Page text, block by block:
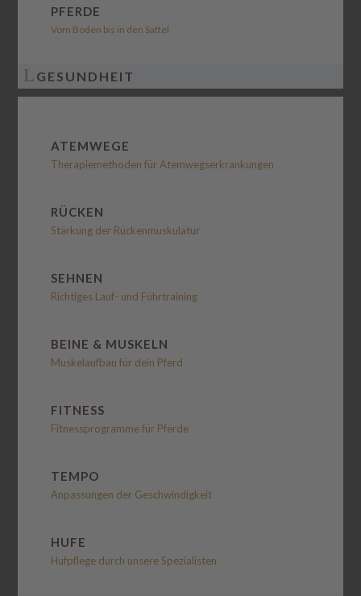
PFERDE
Vom Boden bis in den Sattel
L GESUNDHEIT
ATEMWEGE
Therapiemethoden für Atemwegserkrankungen
RÜCKEN
Stärkung der Rückenmuskulatur
SEHNEN
Richtiges Lauf- und Führtraining
BEINE & MUSKELN
Muskelaufbau für dein Pferd
FITNESS
Fitnessprogramme für Pferde
TEMPO
Anpassungen der Geschwindigkeit
HUFE
Hufpflege durch unsere Spezialisten